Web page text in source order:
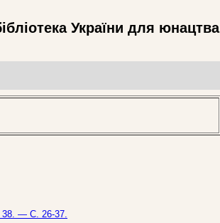
України для юнацтва
38. — С. 26-37.